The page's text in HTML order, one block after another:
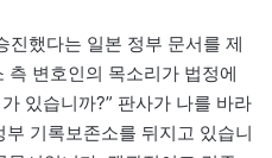
진했다는 일본 정부 문서를 제
측 변호인의 목소리가 법정에
있습니까?” 판사가 나를 바라
기록보존소를 뒤지고 있습니